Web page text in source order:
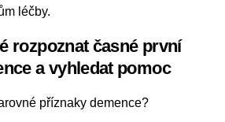
léčby.
rozpoznat časné první
a vyhledat pomoc
příznaky demence?